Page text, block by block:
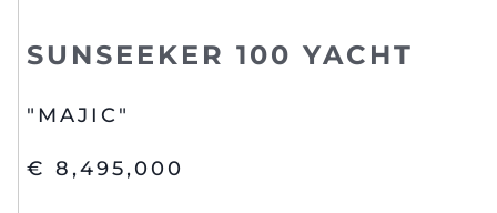
SUNSEEKER 100 YACHT
"MAJIC"
€ 8,495,000